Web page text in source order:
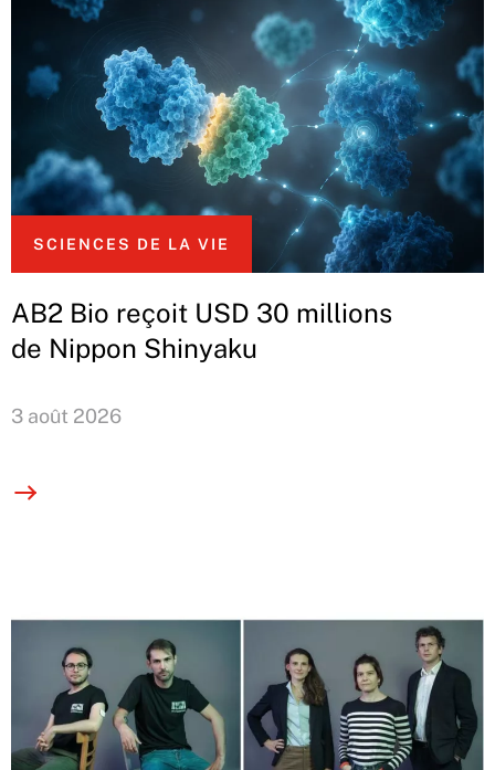
SCIENCES DE LA VIE
AB2 Bio reçoit USD 30 millions
de Nippon Shinyaku
3 août 2026